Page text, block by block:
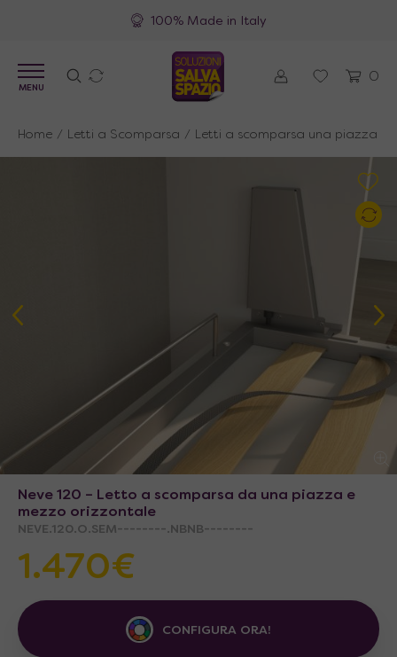
100% Made in Italy
0
MENU
Home / Letti a Scomparsa / Letti a scomparsa una piazza e
Neve 120 – Letto a scomparsa da una piazza e
mezzo orizzontale
NEVE.120.O.SEM--------.NBNB--------
1.470€
CONFIGURA ORA!